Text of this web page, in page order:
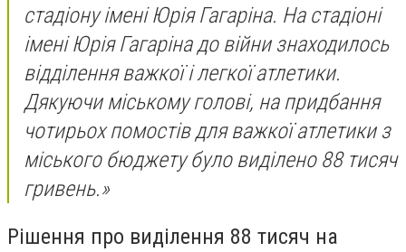
стадіону імені Юрія Гагаріна. На стадіоні
імені Юрія Гагаріна до війни знаходилось
відділення важкої і легкої атлетики.
Дякуючи міському голові, на придбання
чотирьох помостів для важкої атлетики з
міського бюджету було виділено 88 тисяч
гривень.»
Рішення про виділення 88 тисяч на